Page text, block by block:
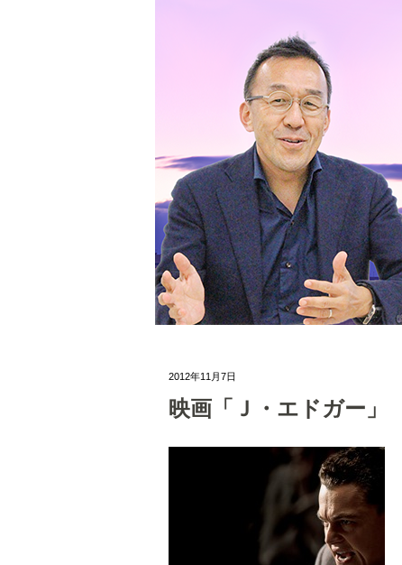
2012年11月7日
映画「Ｊ・エドガー」